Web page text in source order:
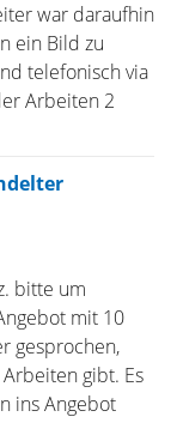
war daraufhin
ein Bild zu
telefonisch via
Arbeiten 2
bitte um
mit 10
gesprochen,
gibt. Es
ins Angebot